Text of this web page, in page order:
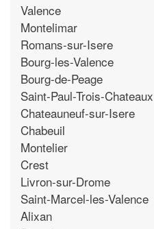
Valence
Montelimar
Romans-sur-Isere
Bourg-les-Valence
Bourg-de-Peage
Saint-Paul-Trois-Chateaux
Chateauneuf-sur-Isere
Chabeuil
Montelier
Crest
Livron-sur-Drome
Saint-Marcel-les-Valence
Alixan